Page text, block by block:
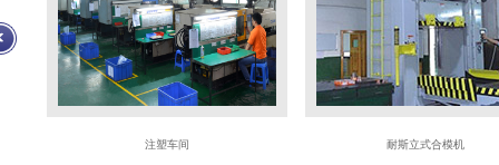
注塑车间 耐斯立式合模机